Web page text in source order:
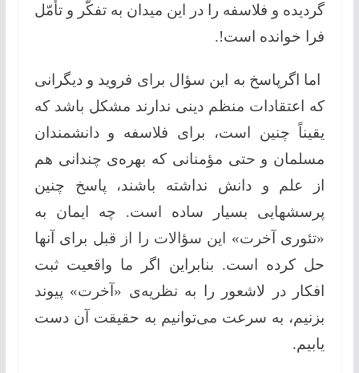
گردیده و فلاسفه را در این میدان به تفکّر و تأمّل
فرا خوانده است!.
اما اگرپاسخ به این سؤال برای فروید و دیگرانی
كه اعتقادات منظم دینی ندارند مشكل باشد كه
یقیناً چنین است، برای فلاسفه و دانشمندان
مسلمان و حتی مؤمنانی كه بهره‌ی چندانی هم
از علم و دانش نداشته باشند، پاسخ چنین
پرسشهایی بسیار ساده است. چه ایمان به
«تئوری آخرت» این سؤالات را از قبل برای آنها
حل كرده است. بنابراین اگر ما واقعیت ثبت
افكار در لاشعور را به نظریه‌ی «آخرت» پیوند
بزنیم، به سرعت می‌توانیم به حقیقت آن دست
یابیم.